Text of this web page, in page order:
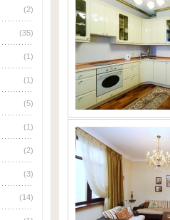
(2)
(35)
(1)
(1)
(5)
(1)
(2)
(3)
(14)